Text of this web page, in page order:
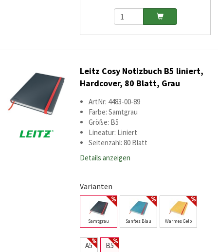
Leitz Cosy Notizbuch B5 liniert,
Hardcover, 80 Blatt, Grau
ArtNr: 4483-00-89
Farbe: Samtgrau
Größe: B5
Lineatur: Liniert
Seitenzahl: 80 Blatt
Details anzeigen
Varianten
Samtgrau Sanftes Blau Warmes Gelb
A5 B5